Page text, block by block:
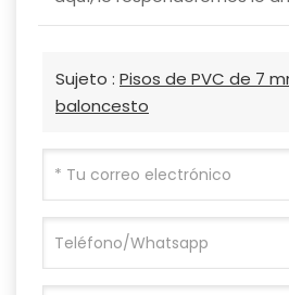
Sujeto : Pisos de PVC de 7
baloncesto